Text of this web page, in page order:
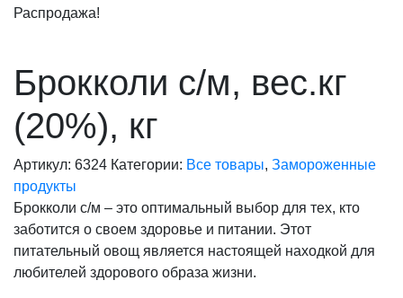
Распродажа!
Брокколи с/м, вес.кг
(20%), кг
Артикул: 6324 Категории: Все товары, Замороженные
продукты
Брокколи с/м – это оптимальный выбор для тех, кто
заботится о своем здоровье и питании. Этот
питательный овощ является настоящей находкой для
любителей здорового образа жизни.